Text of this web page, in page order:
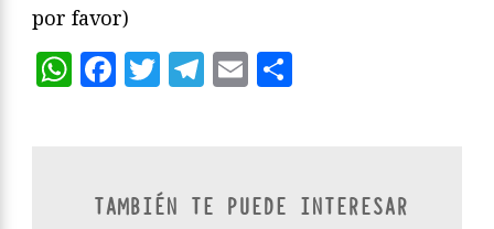
por favor)
WhatsApp
Facebook
Twitter
Telegram
Email
TAMBIÉN TE PUEDE INTERESAR